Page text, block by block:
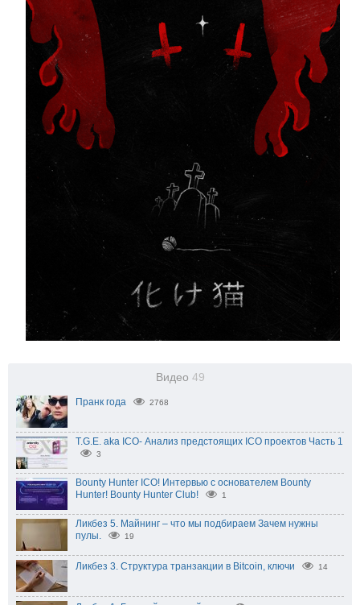
Видео 49
Пранк года 2768
T.G.E. aka ICO- Анализ предстоящих ICO проектов Часть 1
3
Bounty Hunter ICO! Интервью с основателем Bounty
Hunter! Bounty Hunter Club!
1
Ликбез 5. Майнинг – что мы подбираем Зачем нужны
пулы.
19
Ликбез 3. Структура транзакции в Bitcoin, ключи 14